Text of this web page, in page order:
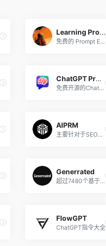
Learning Prompt
免费的 Prompt Engineering 教程（中文开源）
ChatGPT Prompt Genius
免费开源的ChatGPT Prompt浏览器扩展
AIPRM
主要针对于SEO和SaaS文案写作的ChatGPT Prompts浏览器扩展
Generrated
超过7480个基于DALL·E 2的图片生成指令语句
FlowGPT
ChatGPT指令大全